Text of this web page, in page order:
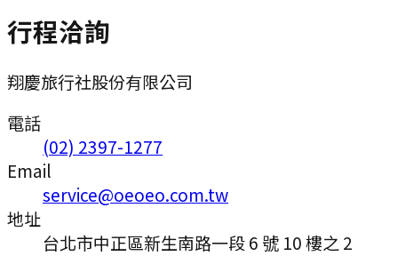
行程洽詢
翔慶旅行社股份有限公司
電話
(02) 2397-1277
Email
service@oeoeo.com.tw
地址
台北市中正區新生南路一段 6 號 10 樓之 2